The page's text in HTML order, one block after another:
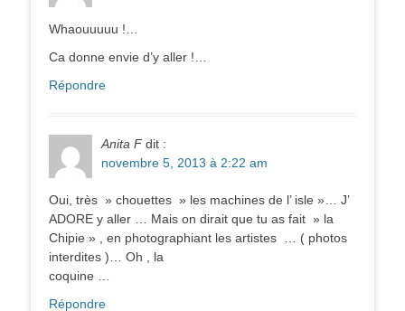
Whaouuuuu !…
Ca donne envie d’y aller !…
Répondre
Anita F dit :
novembre 5, 2013 à 2:22 am
Oui, très » chouettes » les machines de l’ isle »… J’
ADORE y aller … Mais on dirait que tu as fait » la
Chipie » , en photographiant les artistes … ( photos
interdites )… Oh , la
coquine …
Répondre